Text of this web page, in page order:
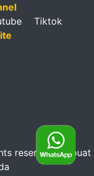
Tiktok
reserved. -dibuat